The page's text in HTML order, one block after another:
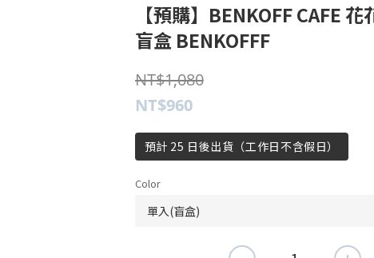
【預購】BENKOFF CAFE
盲盒 BENKOFFF
NT$1,080
NT$960
預計 25 日後出貨（工作日不含假日）
Color